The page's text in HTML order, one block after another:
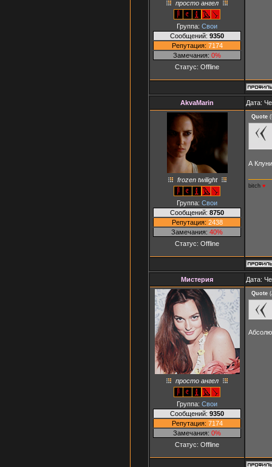
просто ангел
Группа: Свои
Сообщений: 9350
Репутация: 7174
Замечания: 0%
Статус: Offline
AkvaMarin Дата:
frozen twilight
Группа: Свои
Сообщений: 8750
Репутация: 2438
Замечания: 40%
Статус: Offline
Quote (
А
bitch ♥
Мистерия Дата:
просто ангел
Группа: Свои
Сообщений: 9350
Репутация: 7174
Замечания: 0%
Статус: Offline
Quote (